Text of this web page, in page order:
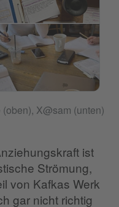
X@sam (unten)
ist
Strömung,
von Kafkas Werk
gar nicht richtig